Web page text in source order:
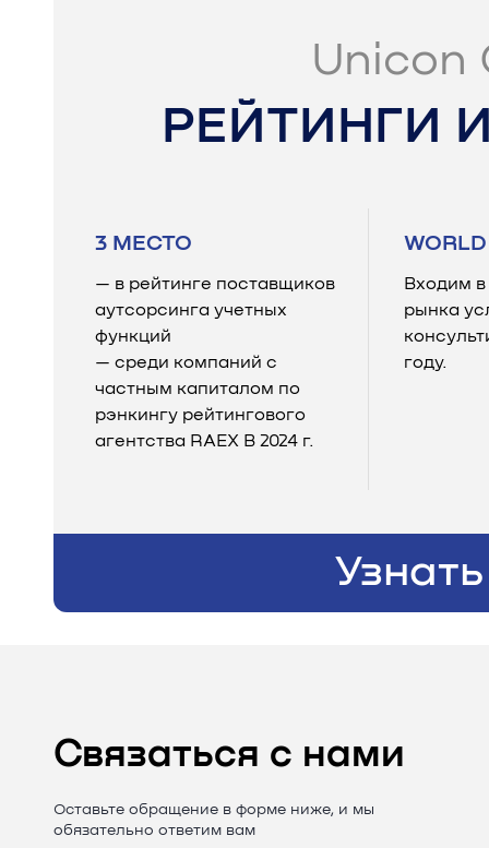
Unicon
РЕЙТИНГИ
3 МЕСТО
— в рейтинге поставщиков
аутсорсинга учетных
функций
— среди компаний с
частным капиталом по
рэнкингу рейтингового
агентства RAEX B 2024 г.
Входим в
рынка
году.
Связаться с нами
Оставьте обращение в форме ниже, и мы
обязательно ответим вам